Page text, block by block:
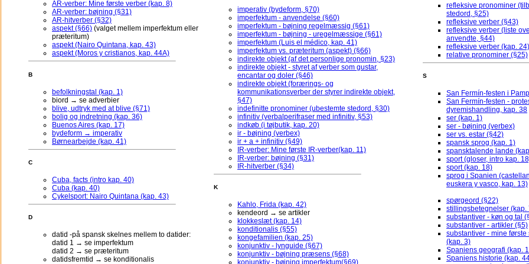
AR-verber: Mine første verber (kap. 8)
AR-verber: bøjning (§31)
AR-hitverber (§32)
aspekt (§66) (valget mellem imperfektum eller
præteritum)
aspekt (Nairo Quintana, kap. 43)
aspekt (Moros y cristianos, kap. 44A)
B
befolkningstal (kap. 1)
biord → se adverbier
blive, udtryk med at blive (§71)
bolig og indretning (kap. 36)
Buenos Aires (kap. 17)
bydeform → imperativ
Børnearbejde (kap. 41)
C
Cuba, facts (intro kap. 40)
Cuba (kap. 40)
Cykelsport: Nairo Quintana (kap. 43)
D
datid -på spansk skelnes mellem to datider:
datid 1 → se imperfektum
datid 2 → se præteritum
datidsfremtid → se konditionalis
imperativ (bydeform, §70)
imperfektum - anvendelse (§60)
imperfektum - bøjning regelmæssig (§61)
imperfektum - bøjning - uregelmæssige (§61)
imperfektum (Luis el médico, kap. 41)
imperfektum vs. præteritum (aspekt) (§66)
indirekte objekt (af det personlige pronomin, §23)
indirekte objekt - styret af verber som gustar,
encantar og doler (§46)
indirekte objekt (forærings- og
kommunikationsverber der styrer indirekte objekt,
§47)
indefinitte pronominer (ubestemte stedord, §30)
infinitiv (verbalperifraser med infinitiv, §53)
indkøb (i tøjbutik, kap. 20)
ir - bøjning (verbex)
ir + a + infinitiv (§49)
IR-verber: Mine første IR-verber(kap. 11)
IR-verber: bøjning (§31)
IR-hitverber (§34)
K
Kahlo, Frida (kap. 42)
kendeord → se artikler
klokkeslæt (kap. 14)
konditionalis (§55)
kongefamilien (kap. 25)
konjunktiv - lynguide (§67)
konjunktiv - bøjning præsens (§68)
konjunktiv - bøjning imperfektum(§69)
refleksive pronominer
stedord, §25)
refleksive verber (§43)
refleksive verber (liste
anvendte, §44)
refleksive verber (kap. 24)
relative pronominer (§25)
S
San Fermín-festen i
San Fermín-festen -
dyremishandling, kap. 38
ser (kap. 1)
ser - bøjning (verbex)
ser vs. estar (§42)
spansk sprog (kap. 1)
spansktalende lande
sport (gloser, intro kap.
sport (kap. 18)
sprog i Spanien
euskera y vasco, kap. 13)
spørgeord (§22)
stillingsbetegnelser (kap.
substantiver - køn og tal
substantiver - artikler (§5)
substantiver - mine første
(kap. 3)
Spaniens geografi (kap.
Spaniens historie (kap.
Capítulo 37 •El texto •El futuro de Leonora •Leonoras fremtid
Leonora es una chica de quince años que vive en la ciudad de Tonalá, Guadalajara,
se imagina su futuro:
Afspil tekst